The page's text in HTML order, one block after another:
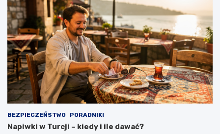
BEZPIECZEŃSTWO PORADNIKI
Napiwki w Turcji – kiedy i ile dawać?